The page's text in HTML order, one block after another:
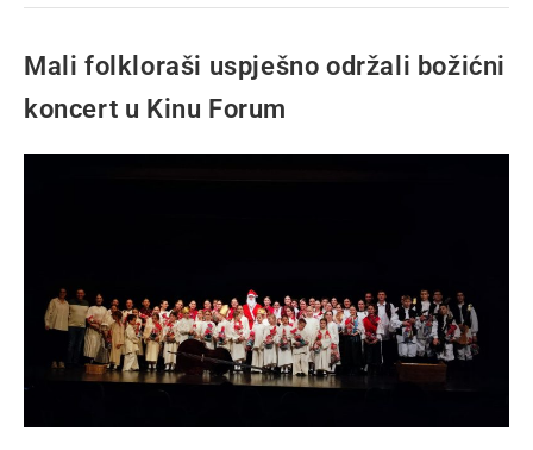
Mali folkloraši uspješno održali božićni
koncert u Kinu Forum